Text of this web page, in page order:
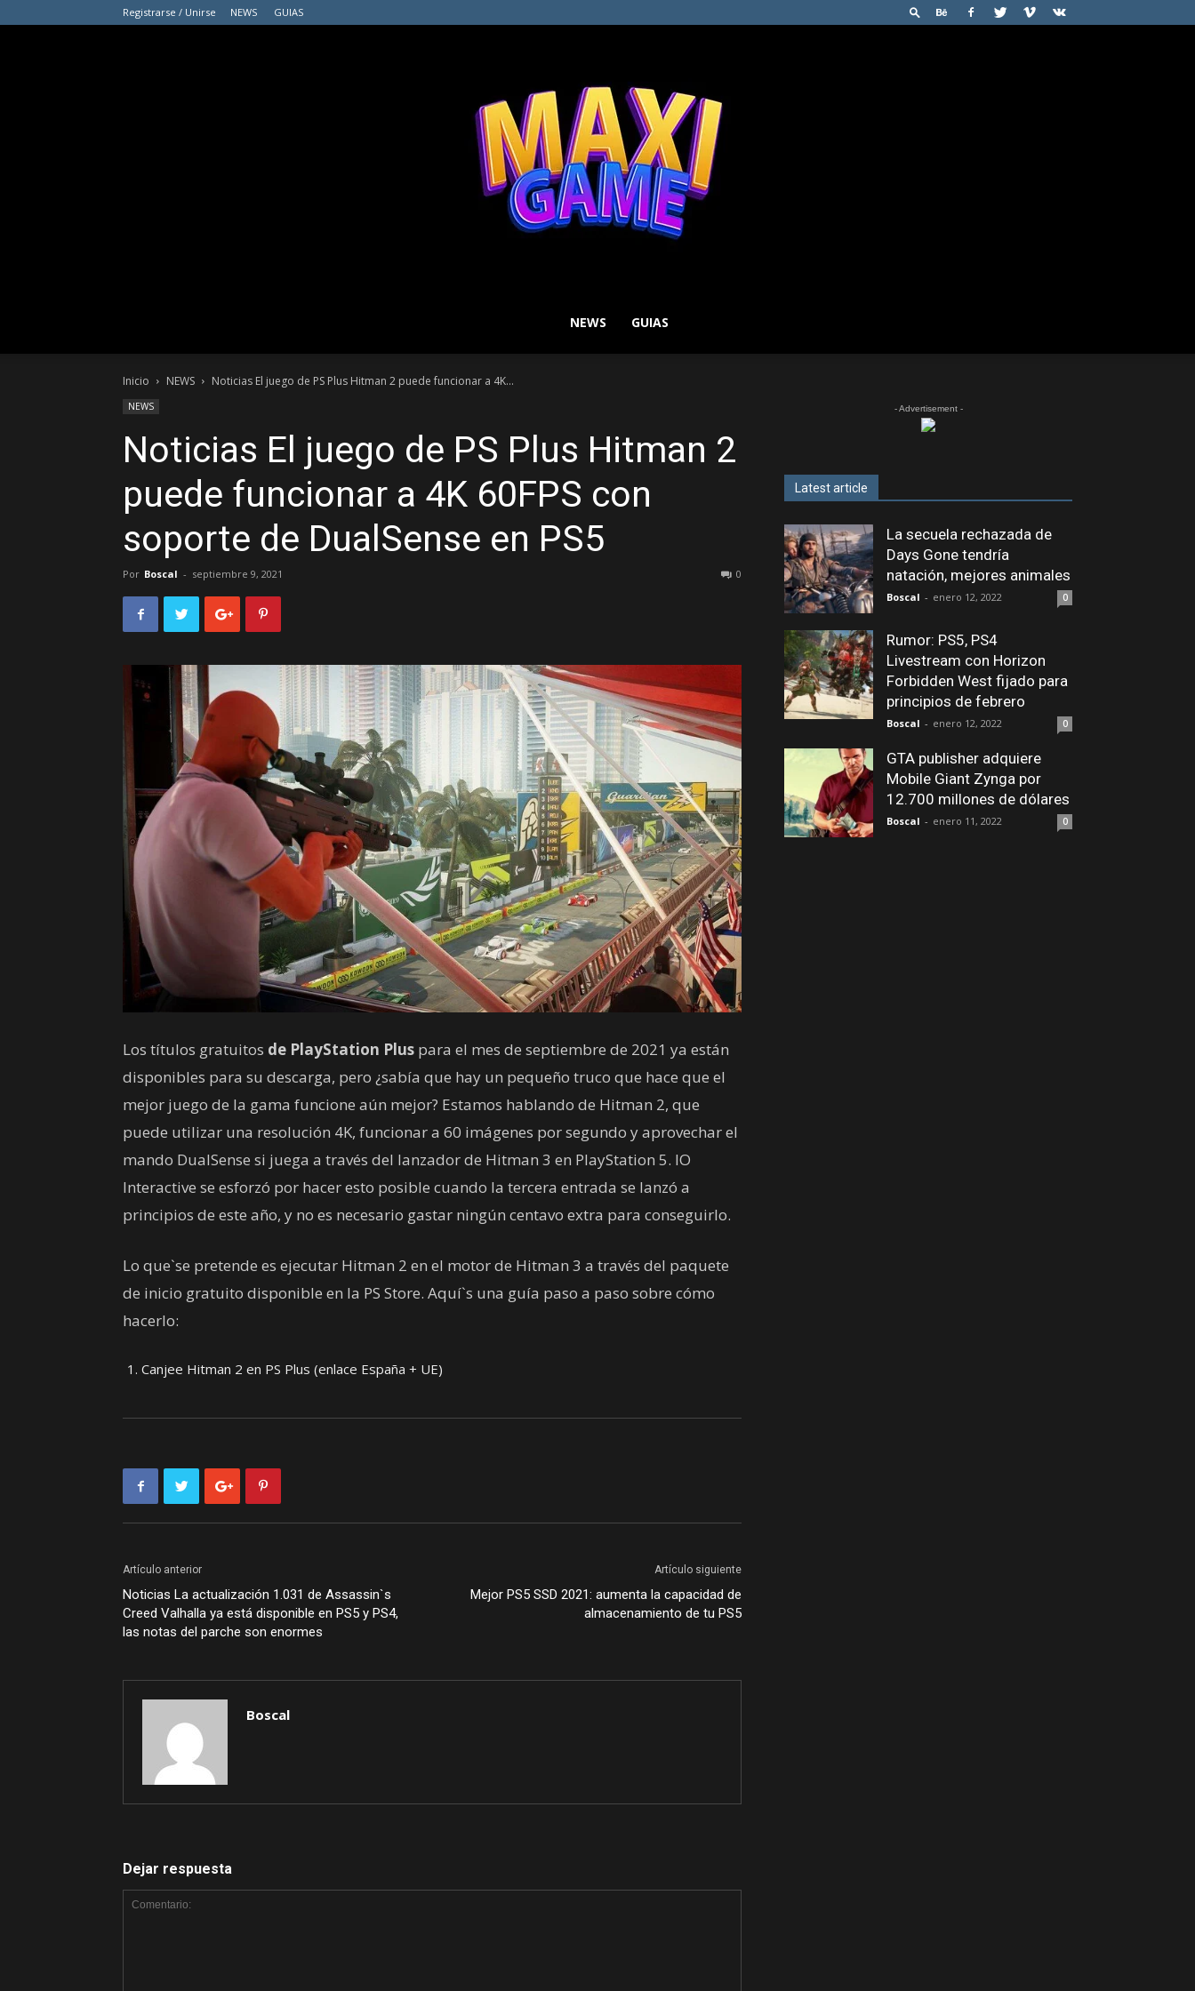
Registrarse / Unirse NEWS GUIAS
GAME
NEWS GUIAS
Inicio NEWS Noticias El juego de PS Plus Hitman 2 puede funcionar a 4K...
NEWS
Noticias El juego de PS Plus Hitman 2
puede funcionar a 4K 60FPS con
soporte de DualSense en PS5
Por Boscal - septiembre 9, 2021 0
Los títulos gratuitos de PlayStation Plus para el mes de septiembre de 2021 ya están
disponibles para su descarga, pero ¿sabía que hay un pequeño truco que hace que el
mejor juego de la gama funcione aún mejor? Estamos hablando de Hitman 2, que
puede utilizar una resolución 4K, funcionar a 60 imágenes por segundo y aprovechar el
mando DualSense si juega a través del lanzador de Hitman 3 en PlayStation 5. IO
Interactive se esforzó por hacer esto posible cuando la tercera entrada se lanzó a
principios de este año, y no es necesario gastar ningún centavo extra para conseguirlo.
Lo que`se pretende es ejecutar Hitman 2 en el motor de Hitman 3 a través del paquete
de inicio gratuito disponible en la PS Store. Aquí`s una guía paso a paso sobre cómo
hacerlo:
Canjee Hitman 2 en PS Plus (enlace España + UE)
Artículo anterior
Noticias La actualización 1.031 de Assassin`s
Creed Valhalla ya está disponible en PS5 y PS4,
las notas del parche son enormes
Artículo siguiente
Mejor PS5 SSD 2021: aumenta la capacidad de
almacenamiento de tu PS5
Boscal
Dejar respuesta
- Advertisement -
Latest article
La secuela rechazada de
Days Gone tendría
natación, mejores animales
Boscal - enero 12, 2022 0
Rumor: PS5, PS4
Livestream con Horizon
Forbidden West fijado para
principios de febrero
Boscal - enero 12, 2022 0
GTA publisher adquiere
Mobile Giant Zynga por
12.700 millones de dólares
Boscal - enero 11, 2022 0